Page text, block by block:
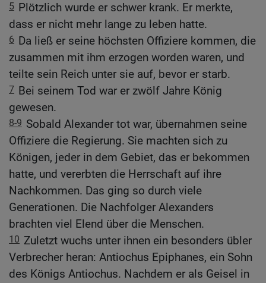
5 Plötzlich wurde er schwer krank. Er merkte,
dass er nicht mehr lange zu leben hatte.
6 Da ließ er seine höchsten Offiziere kommen, die
zusammen mit ihm erzogen worden waren, und
teilte sein Reich unter sie auf, bevor er starb.
7 Bei seinem Tod war er zwölf Jahre König
gewesen.
8-9 Sobald Alexander tot war, übernahmen seine
Offiziere die Regierung. Sie machten sich zu
Königen, jeder in dem Gebiet, das er bekommen
hatte, und vererbten die Herrschaft auf ihre
Nachkommen. Das ging so durch viele
Generationen. Die Nachfolger Alexanders
brachten viel Elend über die Menschen.
10 Zuletzt wuchs unter ihnen ein besonders übler
Verbrecher heran: Antiochus Epiphanes, ein Sohn
des Königs Antiochus. Nachdem er als Geisel in